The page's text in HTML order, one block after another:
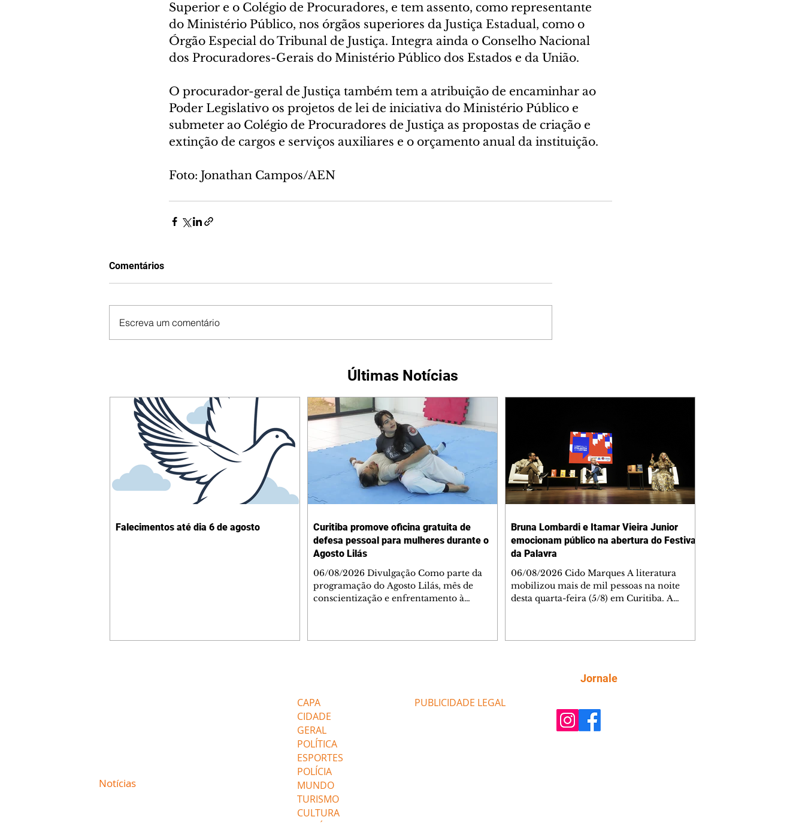
Superior e o Colégio de Procuradores, e tem assento, como representante
do Ministério Público, nos órgãos superiores da Justiça Estadual, como o
Órgão Especial do Tribunal de Justiça. Integra ainda o Conselho Nacional
dos Procuradores-Gerais do Ministério Público dos Estados e da União.
O procurador-geral de Justiça também tem a atribuição de encaminhar ao
Poder Legislativo os projetos de lei de iniciativa do Ministério Público e
submeter ao Colégio de Procuradores de Justiça as propostas de criação e
extinção de cargos e serviços auxiliares e o orçamento anual da instituição.
Foto: Jonathan Campos/AEN
Comentários
Escreva um comentário
Últimas Notícias
Falecimentos até dia 6 de agosto
Curitiba promove oficina gratuita de
defesa pessoal para mulheres durante o
Agosto Lilás
06/08/2026 Divulgação Como parte da
programação do Agosto Lilás, mês de
conscientização e enfrentamento à
gratuita e tem como objetivo fortalecer a
autoconfiança, incentivar o autocuidado e
Bruna Lombardi e Itamar Vieira Junior
emocionam público na abertura do Festival
da Palavra
06/08/2026 Cido Marques A literatura
mobilizou mais de mil pessoas na noite
desta quarta-feira (5/8) em Curitiba. A
festival literário da capital paranaense. A
O evento segue com intensa programação
Notícias
CAPA
CIDADE
GERAL
POLÍTICA
ESPORTES
POLÍCIA
MUNDO
TURISMO
CULTURA
PUBLICIDADE LEGAL
Jornale